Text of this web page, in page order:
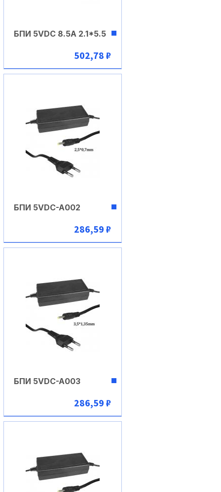
В корзину
БПИ 5VDC 8.5A 2.1*5.5
502,78 ₽
В корзину
БПИ 5VDC-A002
286,59 ₽
В корзину
БПИ 5VDC-A003
286,59 ₽